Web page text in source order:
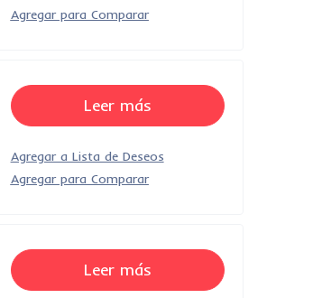
Leer más
Leer más